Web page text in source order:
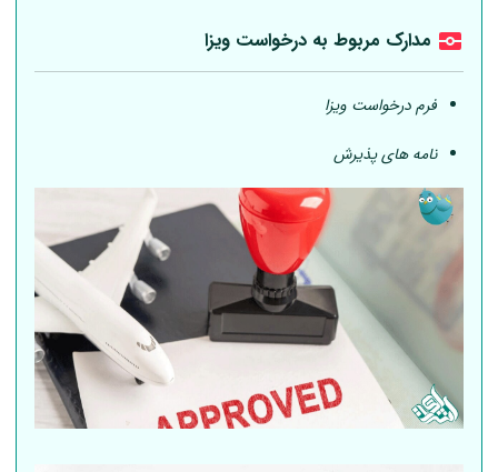
مدارک مربوط به درخواست ویزا
فرم درخواست ویزا
نامه های پذیرش